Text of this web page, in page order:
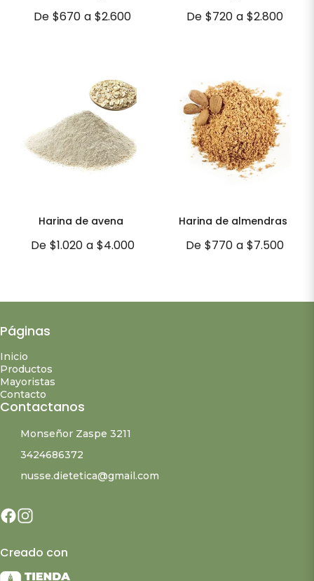
De $670 a $2.600 De $720 a $2.800
Harina de avena
De $1.020 a $4.000
Harina de almendras
De $770 a $7.500
Páginas
Inicio
Productos
Mayoristas
Contacto
Contactanos
Monseñor Zaspe 3211
3424686372
nusse.dietetica@gmail.com
Creado con